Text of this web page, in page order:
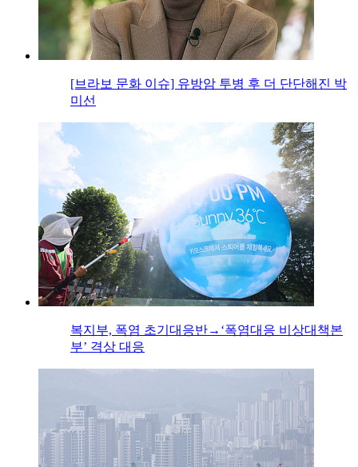
[브라보 문화 이슈] 유방암 투병 후 더 단단해진 박
미선
복지부, 폭염 초기대응반→‘폭염대응 비상대책본
부’ 격상 대응